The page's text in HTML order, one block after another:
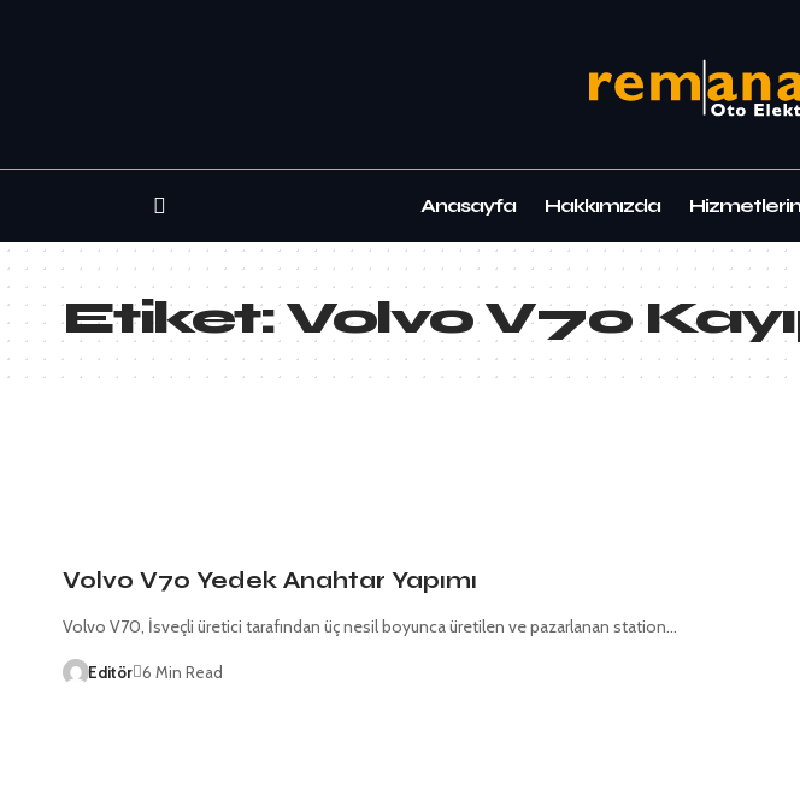
Anasayfa Hakkımızda
Etiket:Volvo V70
Volvo V70 Yedek Anahtar Yapımı
Volvo V70, İsveçli üretici tarafından üç nesil boyunca üretilen ve pazarlanan station…
Editör 6 Min Read